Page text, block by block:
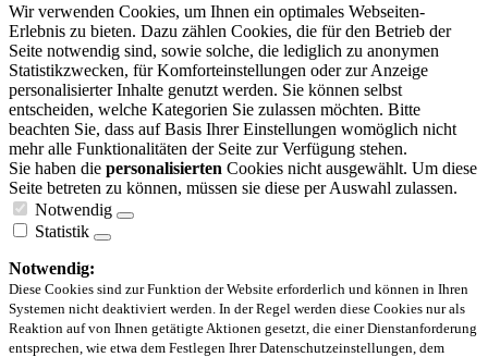
Wir verwenden Cookies, um Ihnen ein optimales Webseiten-
Erlebnis zu bieten. Dazu zählen Cookies, die für den Betrieb der
Seite notwendig sind, sowie solche, die lediglich zu anonymen
Statistikzwecken, für Komforteinstellungen oder zur Anzeige
personalisierter Inhalte genutzt werden. Sie können selbst
entscheiden, welche Kategorien Sie zulassen möchten. Bitte
beachten Sie, dass auf Basis Ihrer Einstellungen womöglich nicht
mehr alle Funktionalitäten der Seite zur Verfügung stehen.
Sie haben die personalisierten Cookies nicht ausgewählt. Um diese
Seite betreten zu können, müssen sie diese per Auswahl zulassen.
Notwendig
Statistik
Notwendig:
Diese Cookies sind zur Funktion der Website erforderlich und können in Ihren
Systemen nicht deaktiviert werden. In der Regel werden diese Cookies nur als
Reaktion auf von Ihnen getätigte Aktionen gesetzt, die einer Dienstanforderung
entsprechen, wie etwa dem Festlegen Ihrer Datenschutzeinstellungen, dem